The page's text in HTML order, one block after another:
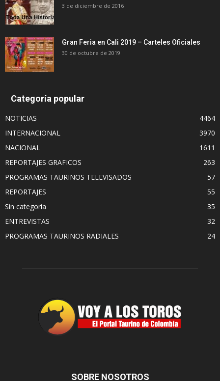
3 de diciembre de 2016
Gran Feria en Cali 2019 – Carteles Oficiales
30 de octubre de 2019
Categoría popular
NOTICIAS
4464
INTERNACIONAL
3970
NACIONAL
1611
REPORTAJES GRAFICOS
263
PROGRAMAS TAURINOS TELEVISADOS
57
REPORTAJES
55
Sin categoría
35
ENTREVISTAS
32
PROGRAMAS TAURINOS RADIALES
24
SOBRE NOSOTROS